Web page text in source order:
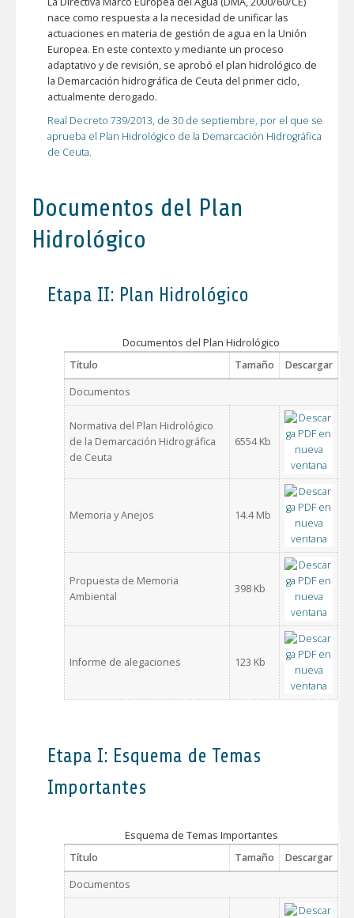
nace como respuesta a la necesidad de unificar las
actuaciones en materia de gestión de agua en la Unión
Europea. En este contexto y mediante un proceso
adaptativo y de revisión, se aprobó el plan hidrológico de
la Demarcación hidrográfica de Ceuta del primer ciclo,
actualmente derogado.
Real Decreto 739/2013, de 30 de septiembre, por el que se
aprueba el Plan Hidrológico de la Demarcación Hidrográfica
de Ceuta.
Documentos del Plan
Hidrológico
Etapa II: Plan Hidrológico
Documentos del Plan Hidrológico
Título
Tamaño
Descargar
Documentos
Normativa del Plan Hidrológico
de la Demarcación Hidrográfica
de Ceuta
6554 Kb
Memoria y Anejos 14.4 Mb
Propuesta de Memoria
Ambiental
398 Kb
Informe de alegaciones 123 Kb
Etapa I: Esquema de Temas
Importantes
Esquema de Temas Importantes
Título
Tamaño
Descargar
Documentos